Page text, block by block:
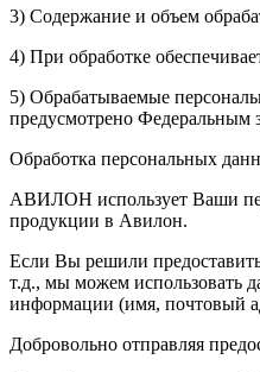
3) Содержание и объем
4) При обработке
5) Обрабатываемые
предусмотрено Федеральным
Обработка персональных
АВИЛОН использует Ваши
продукции в Авилон.
Если Вы решили
т.д., мы можем использовать
информации (имя, почтовый
Добровольно отправляя